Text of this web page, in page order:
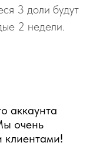
3 доли будут
2 недели.
аккаунта
очень